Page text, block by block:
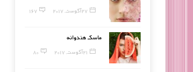
27 آگوست, 2017 167
ماسک هندوانه
21 آگوست, 2017 80